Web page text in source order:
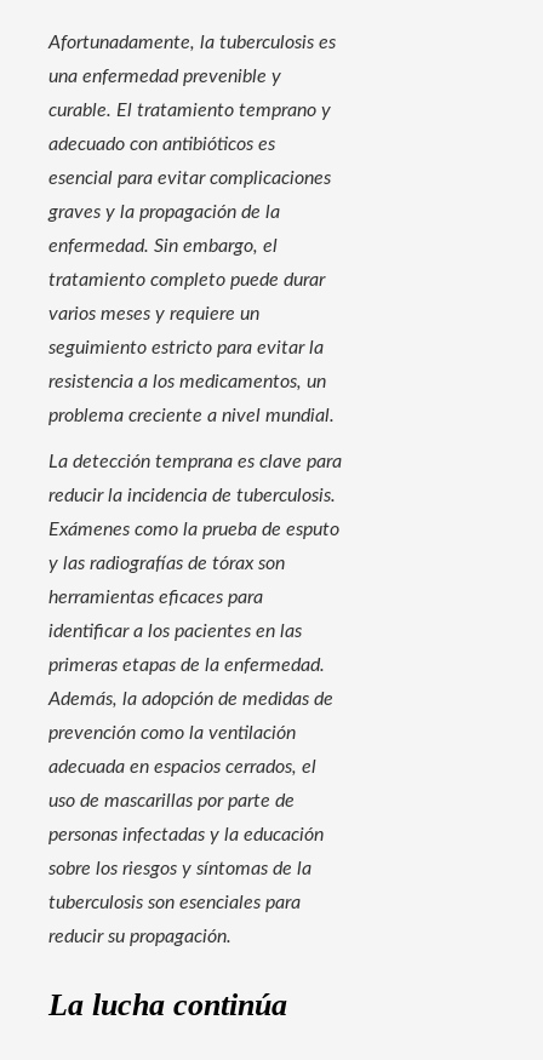
Afortunadamente, la tuberculosis es
una enfermedad prevenible y
curable. El tratamiento temprano y
adecuado con antibióticos es
esencial para evitar complicaciones
graves y la propagación de la
enfermedad. Sin embargo, el
tratamiento completo puede durar
varios meses y requiere un
seguimiento estricto para evitar la
resistencia a los medicamentos, un
problema creciente a nivel mundial.
La detección temprana es clave para
reducir la incidencia de tuberculosis.
Exámenes como la prueba de esputo
y las radiografías de tórax son
herramientas eficaces para
identificar a los pacientes en las
primeras etapas de la enfermedad.
Además, la adopción de medidas de
prevención como la ventilación
adecuada en espacios cerrados, el
uso de mascarillas por parte de
personas infectadas y la educación
sobre los riesgos y síntomas de la
tuberculosis son esenciales para
reducir su propagación.
La lucha continúa